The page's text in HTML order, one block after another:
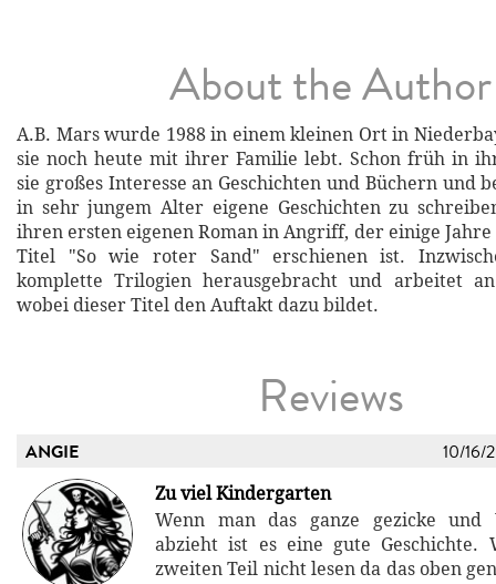
About the Author
A.B. Mars wurde 1988 in einem kleinen Ort in
sie noch heute mit ihrer Familie lebt. Schon früh in
sie großes Interesse an Geschichten und Büchern und
in sehr jungem Alter eigene Geschichten zu
ihren ersten eigenen Roman in Angriff, der einige
Titel "So wie roter Sand" erschienen ist.
komplette Trilogien herausgebracht und arbeitet
wobei dieser Titel den Auftakt dazu bildet.
Reviews
ANGIE 10/16/
Zu viel Kindergarten
Wenn man das ganze gezicke und
abzieht ist es eine gute Geschichte.
zweiten Teil nicht lesen da das oben